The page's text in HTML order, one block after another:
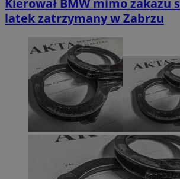
Kierował BMW mimo zakazu
latek zatrzymany w Zabrzu